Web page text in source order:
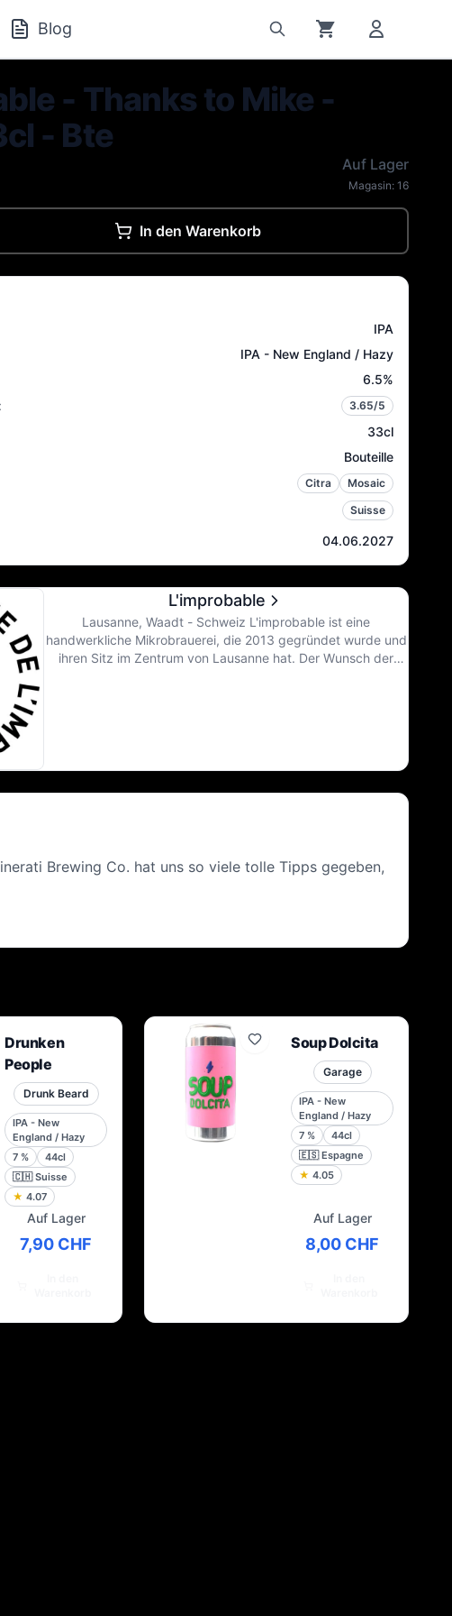
Blog
- Thanks to Mike -
- Bte
Auf Lager
Magasin: 16
In den Warenkorb
IPA
IPA - New England / Hazy
6.5%
: 3.65/5
33cl
Bouteille
Citra Mosaic
Suisse
04.06.2027
L'improbable
Lausanne, Waadt - Schweiz L'improbable ist eine
handwerkliche Mikrobrauerei, die 2013 gegründet wurde und
ihren Sitz im Zentrum von Lausanne hat. Der Wunsch der
Brewing Co. hat uns so viele tolle Tipps gegeben,
Drunken
People
Drunk Beard
IPA - New
England / Hazy
7 %
44cl
🇨🇭 Suisse
★ 4.07
Auf Lager
7,90 CHF
Soup Dolcita
Garage
IPA - New
England / Hazy
7 %
44cl
🇪🇸 Espagne
★ 4.05
Auf Lager
8,00 CHF